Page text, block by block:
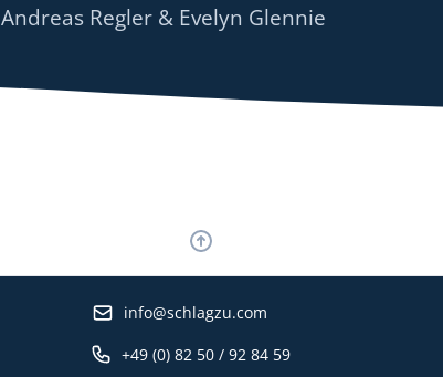
Andreas Regler & Evelyn Glennie
info@schlagzu.com
+49 (0) 82 50 / 92 84 59